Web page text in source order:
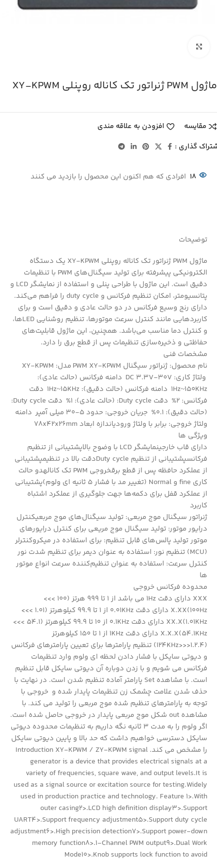
ماژول PWM ژنراتور تک کاناله روپنلی XY-KPWM
مقایسه
افزودن به علاقه مندی
گذاری :
18 افرادی که هم اکنون این محصول را بازدید می کنند
توضیحات
ماژول PWM ژنراتور تک کاناله روپنلی XY-KPWM یک دستگاه
الکترونیکی پیشرفته برای تولید سیگنال‌های PWM با تنظیمات
دقیق است. این ماژول با طراحی پنلی و استفاده از نمایشگر LCD و
پتانسیومتر، امکان تنظیم فرکانس و duty cycle را فراهم می‌کند.
دارای رنج وسیع فرکانس در دو حالت عادی و دقیق است و برای
کاربردهایی مانند کنترل سرعت موتورها، تنظیم روشنایی LEDها،
و کنترل دما مناسب می‌باشد. همچنین، این ماژول قابلیت‌های
حفاظتی و ذخیره‌سازی تنظیمات پس از قطع برق را دارد.
مشخصات فنی
نام محصول: ژنراتور سیگنال PWM XY-KPWM مدل: XY-KPWM
ولتاژ کاری: DC 3.3V-30V دامنه فرکانس (حالت عادی):
1Hz~150KHz دامنه فرکانس (حالت دقیق): 1Hz~15KHz دقت
فرکانس: 2% دقت Duty cycle: (حالت عادی): 1% دقت Duty cycle:
(حالت دقیق): 0.1% جریان خروجی: حدود 5-30 میلی آمپر دامنه
ولتاژ خروجی: برابر با ولتاژ ورودیاندازه ابعاد 78x42x26mm
ویژگی ها
دارای قاب خارجینمایشگر LCD با وضوح بالاپشتیبانی از تنظیم
فرکانسپشتیبانی از تنظیم Duty cycleدقت بالا در تنظیمپشتیبانی
از عملکرد حافظه پس از قطع برقخروجی PWM تک کانالهدو حالت
کاری fine و Normal (تغییر مد با فشار 5 ثانیه ای ولوم)پشتیبانی
از عملکرد قفل برای دکمه‌ها جهت جلوگیری از عملکرد اشتباه
کاربرد
ژنراتور سیگنال موج مربعی: تولید سیگنال‌های موج مربعیکنترل
درایور موتور: تولید سیگنال موج مریعی برای کنترل درایورهای
موتور تولید پالس‌های قابل تنظیم: برای استفاده در میکروکنترلر
(MCU) تنظیم نور: استفاده به عنوان دیمر برای تنظیم شدت نور
کنترل سرعت: استفاده به عنوان تنظیم‌کننده سرعت انواع موتور
ها
محدوده فرکانس خروجی
XXX دارای دقت 1Hz می باشد از 1 تا 999 هرتز (100 >>>
100Hz)X.XX دارای دقت 0.01KHz از 1 تا 99.9 کیلوهرتز (1.01 >>>
1.01KHz)XX.X دارای دقت 0.1KHz از 10 تا 99.9 کیلوهرتز (54.1 >>>
54.1KHz)X.X.X دارای دقت 1KHz از 1 تا 150 کیلوهرتز
(1.2.4<<<124KHz) تنظیم پارامترها برای تعیین پارامترهای فرکانس
و دیوتی سایکل با فشار دادن لحظه ای ولوم وارد تنظیمات
فرکانس می شویم و با زدن دوباره آن دیوتی سایکل قابل تنظیم
است. با مشاهده Set پارامتر آماده تنظیم شدن است. در نهایت با
حذف شدن علامت چشمک زن تنظیمات پایدار شده و خروجی با
توجه به پارامترهای تنظیم شده موج مربعی را تولید می کند. با
مشاهده out شکل موج مربعی پایدار در خروجی حاصل شده است.
اگر ولوم را به مدت 3 ثانیه نگه داریم به تنظیمات محدوده دیوتی
سایکل دسترسی خواهیم داشت که حد بالا و پایین دیوتی سایکل
را مشخص می کند. Introduction XY-KPWM / ZY-KPWM signal
generator is a device that provides electrical signals at a
variety of frequencies, square wave, and output levels.It is
used as a signal source or excitation source for testing.Widely
used in production practice and technology. Feature 1>.With
outer casing2>.LCD high definition display3>.Support
UART4>.Support frequency adjustment5>.Support duty cycle
adjustment6>.High precision detection7>.Support power-down
memory function8>.1-Channel PWM output9>.Dual Work
Mode10>.Knob supports lock function to avoid